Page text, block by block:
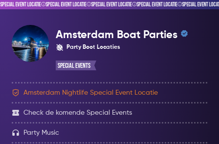
EVENT LOCATIE SPECIAL EVENT LOCATIE SPECIAL EVENT LOCATIE SPECIAL EVENT LOCATIE SPECIAL EVENT
Amsterdam Boat Parties
Party Boot Locaties
Special Events
Amsterdam Nightlife Special Event Locatie
Check de komende Special Events
Party Music